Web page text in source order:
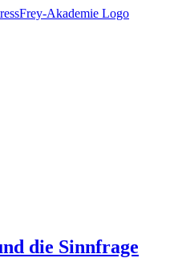
die Sinnfrage